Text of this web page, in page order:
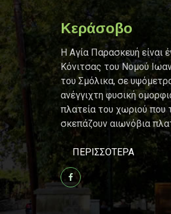
Κεράσοβο
Η Αγία Παρασκευή είναι
Κόνιτσας του Νομού
του Σμόλικα, σε
ανέγγιχτη φυσική
πλατεία του χωριού που
σκεπάζουν αιωνόβια
ΠΕΡΙΣΣΌΤΕΡΑ